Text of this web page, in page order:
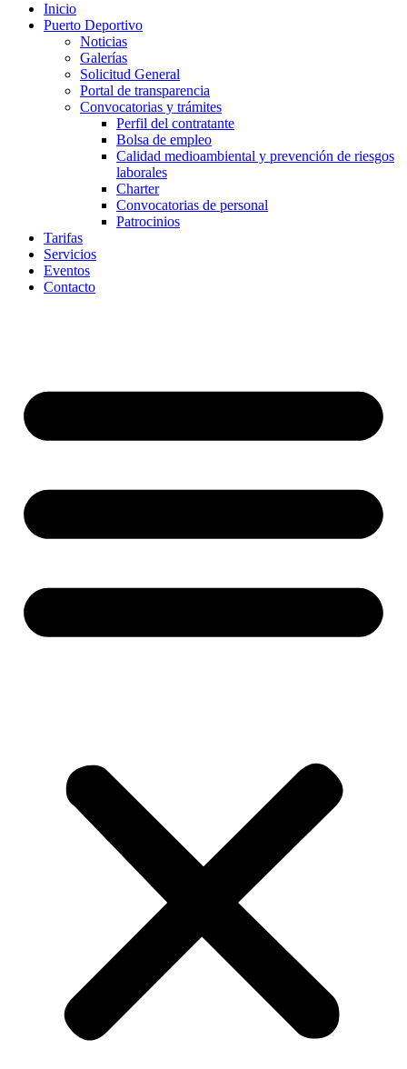
Inicio
Puerto Deportivo
Noticias
Galerías
Solicitud General
Portal de transparencia
Convocatorias y trámites
Perfil del contratante
Bolsa de empleo
Calidad medioambiental y prevención de riesgos
laborales
Charter
Convocatorias de personal
Patrocinios
Tarifas
Servicios
Eventos
Contacto